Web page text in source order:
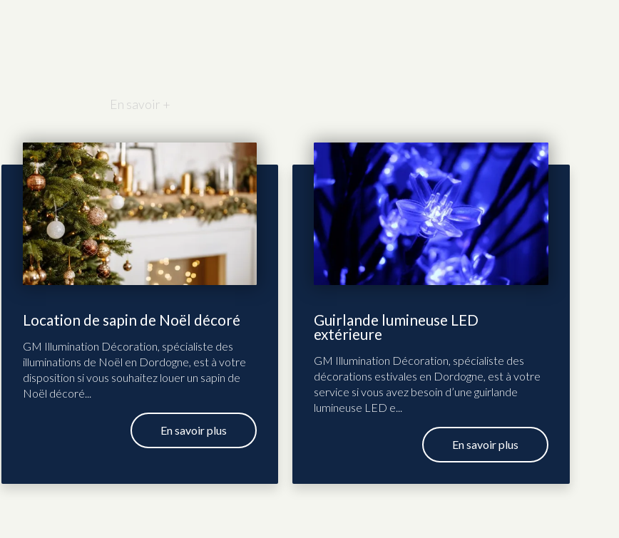
En savoir +
Location de sapin de Noël décoré
GM Illumination Décoration, spécialiste des
illuminations de Noël en Dordogne, est à votre
disposition si vous souhaitez louer un sapin de
Noël décoré...
En savoir plus
Guirlande lumineuse LED
extérieure
GM Illumination Décoration, spécialiste des
décorations estivales en Dordogne, est à votre
service si vous avez besoin d’une guirlande
lumineuse LED e...
En savoir plus